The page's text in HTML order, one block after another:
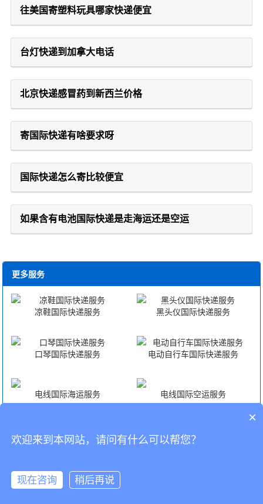
往美国寄塑料玩具哪家快递便宜
台灯快递到加拿大电话
北京快递感冒药到新西兰价格
寄国际快递有啥要求呀
国际快递怎么寄比较便宜
如果含有电池国际快递是走海运还是空运
更多服务
凉鞋国际快递服务 黑头仪国际快递服务
口琴国际快递服务 电动自行车国际快递服务
电线国际海运服务 电线国际空运服务
电线海外仓一件代发 电线FBA头程
CopyRight © 深圳市韬博供应链有限公司
×
欢迎来到本网站，请问有什么可以帮您？
现在咨询 稍后再说